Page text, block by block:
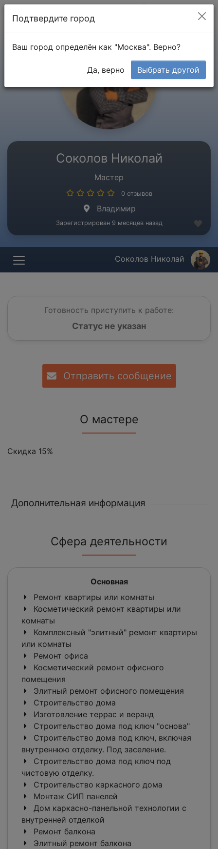
Соколов Николай
Мастер
0 отзывов
Владимир
Зарегистрирован 9 месяцев назад
Соколов Николай
Готовность приступить к работе:
Статус не указан
Отправить сообщение
О мастере
Скидка 15%
Дополнительная информация
Сфера деятельности
Основная
Ремонт квартиры или комнаты
Косметический ремонт квартиры или
комнаты
Комплексный "элитный" ремонт квартиры
или комнаты
Ремонт офиса
Косметический ремонт офисного
помещения
Элитный ремонт офисного помещения
Строительство дома
Изготовление террас и веранд
Строительство дома под ключ "основа"
Строительство дома под ключ, включая
внутреннюю отделку. Под заселение.
Строительство дома под ключ под
чистовую отделку.
Строительство каркасного дома
Монтаж СИП панелей
Дом каркасно-панельной технологии с
внутренней отделкой
Ремонт балкона
Элитный ремонт балкона
Подтвердите город
Ваш город определён как "Москва". Верно?
Да, верно Выбрать другой